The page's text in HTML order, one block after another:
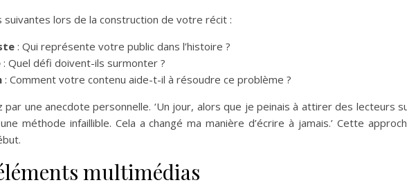
lors de la construction de votre récit :
: Qui représente votre public dans l’histoire ?
: Quel défi doivent-ils surmonter ?
: Comment votre contenu aide-t-il à résoudre ce problème ?
par une anecdote personnelle. ‘Un jour, alors que je peinais à attirer des lecteurs
méthode infaillible. Cela a changé ma manière d’écrire à jamais.’ Cette
multimédias